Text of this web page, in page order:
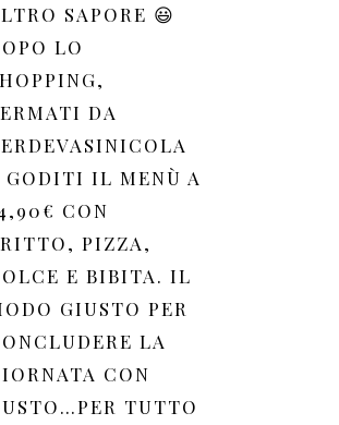
SAPORE 😃
LO
DA
GODITI IL MENÙ A
CON
PIZZA,
E BIBITA. IL
GIUSTO PER
LA
CON
TUTTO